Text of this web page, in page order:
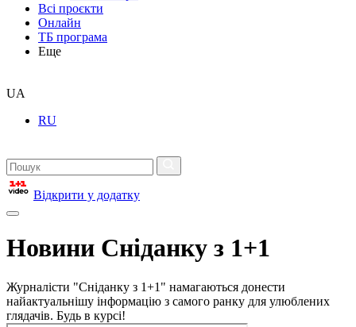
Всі проєкти
Онлайн
ТБ програма
Еще
UA
RU
Відкрити у додатку
Новини Сніданку з 1+1
Журналісти "Сніданку з 1+1" намагаються донести
найактуальнішу інформацію з самого ранку для улюблених
глядачів. Будь в курсі!